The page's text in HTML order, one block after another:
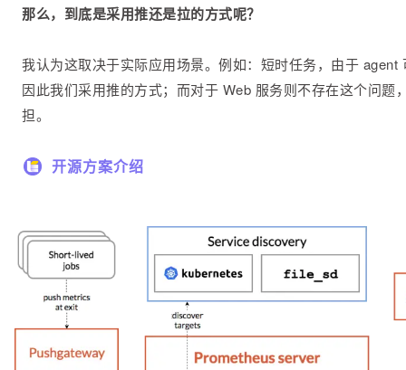
那么，到底是采用推还是拉的方式呢？
我认为这取决于实际应用场景。例如：短时任务，由于
因此我们采用推的方式；而对于 Web 服务则不存在这个问题
担。
开源方案介绍